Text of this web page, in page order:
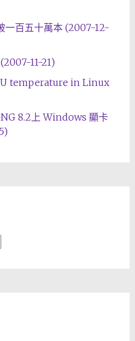
一百五十萬本 (2007-12-
11-21)
temperature in Linux
8.2上 Windows 顯卡